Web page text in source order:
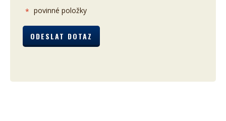
* povinné položky